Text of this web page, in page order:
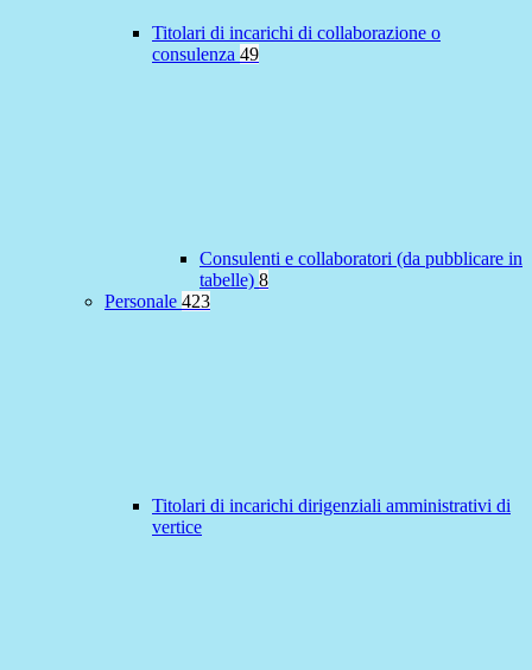
Titolari di incarichi di collaborazione o
consulenza 49
Consulenti e collaboratori (da pubblicare in
tabelle) 8
Personale 423
Titolari di incarichi dirigenziali amministrativi di
vertice